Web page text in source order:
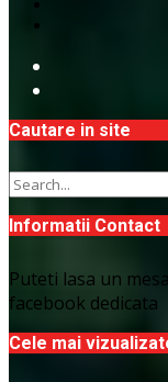
Cautare in site
Informatii Contact
Puteti lasa un
facebook dedicata
Cele mai